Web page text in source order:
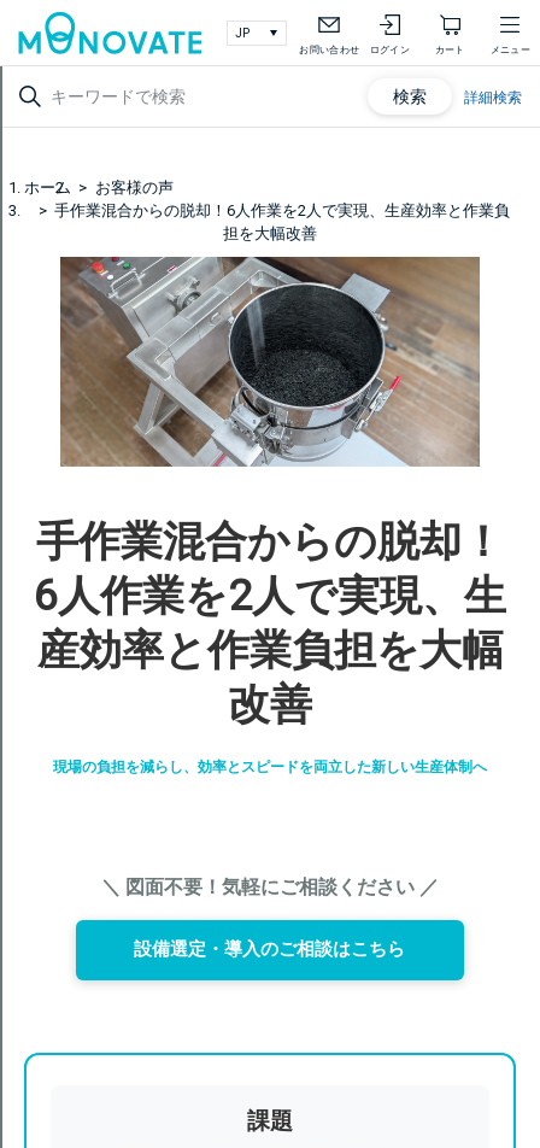
お問い合わせ ログイン カート メニュー
検索 詳細検索
ホーム
お客様の声
手作業混合からの脱却！6人作業を2人で実現、生産効率と作業負
担を大幅改善
手作業混合からの脱却！
6人作業を2人で実現、生
産効率と作業負担を大幅
改善
現場の負担を減らし、効率とスピードを両立した新しい生産体制へ
＼ 図面不要！気軽にご相談ください ／
設備選定・導入のご相談はこちら
課題